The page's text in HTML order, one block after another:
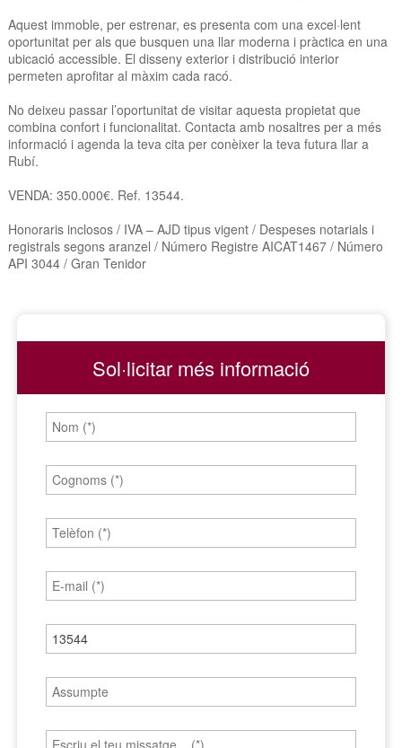
Aquest immoble, per estrenar, es presenta com una excel·lent
oportunitat per als que busquen una llar moderna i pràctica en una
ubicació accessible. El disseny exterior i distribució interior
permeten aprofitar al màxim cada racó.
No deixeu passar l’oportunitat de visitar aquesta propietat que
combina confort i funcionalitat. Contacta amb nosaltres per a més
informació i agenda la teva cita per conèixer la teva futura llar a
Rubí.
VENDA: 350.000€. Ref. 13544.
Honoraris inclosos / IVA – AJD tipus vigent / Despeses notarials i
registrals segons aranzel / Número Registre AICAT1467 / Número
API 3044 / Gran Tenidor
Sol·licitar més informació